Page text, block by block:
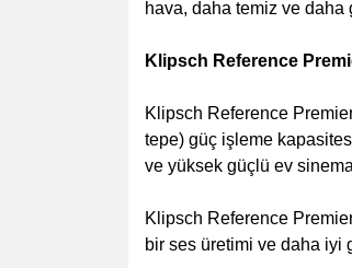
hava, daha temiz ve daha
Klipsch Reference
Klipsch Reference
tepe) güç işleme
ve yüksek güçlü ev
Klipsch Reference
bir ses üretimi ve daha iyi